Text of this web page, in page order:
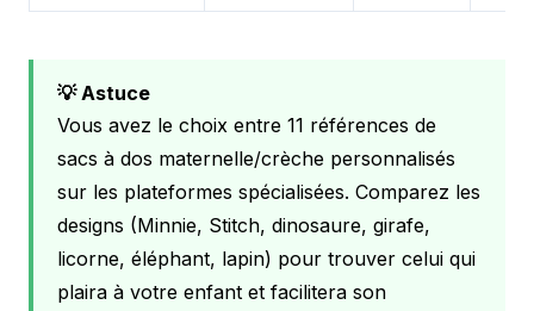
💡 Astuce
Vous avez le choix entre 11 références de
sacs à dos maternelle/crèche personnalisés
sur les plateformes spécialisées. Comparez les
designs (Minnie, Stitch, dinosaure, girafe,
licorne, éléphant, lapin) pour trouver celui qui
plaira à votre enfant et facilitera son